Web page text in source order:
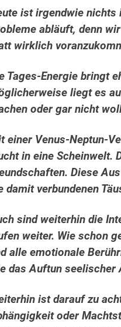
ist irgendwie nichts
abläuft, denn
wirklich
Tages-Energie bringt
liegt es
oder gar nicht
einer Venus-Neptun-
in eine Scheinwelt.
Diese
damit verbundenen
sind weiterhin die
weiter. Wie schon
alle emotionale
das Auftun seelischer
ist darauf zu
oder